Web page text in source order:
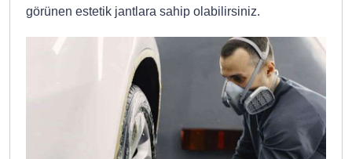
görünen estetik jantlara sahip olabilirsiniz.